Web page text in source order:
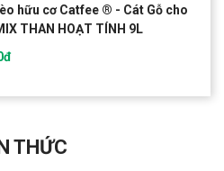
hữu cơ Catfee ® - Cát Gỗ cho
THAN HOẠT TÍNH 9L
THỨC